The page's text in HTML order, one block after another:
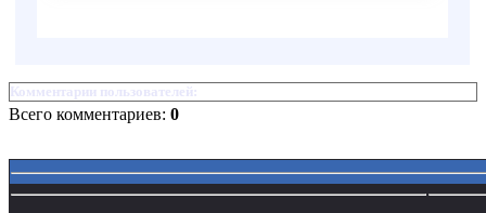
Комментарии пользователей:
Всего комментариев: 0